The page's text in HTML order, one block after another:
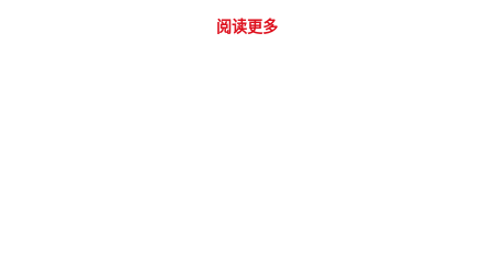
阅读更多